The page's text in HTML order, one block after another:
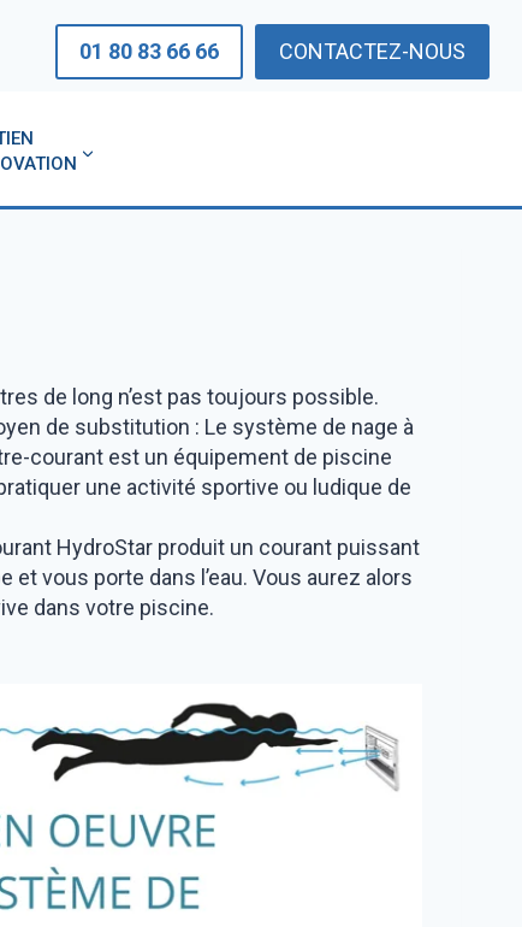
01 80 83 66 66 CONTACTEZ-NOUS
RÉALISATIONS PRÈS DE CHEZ VOUS
PISCINE AVEC ABRI COULISSANT
ET MEMBRANES ARMÉS
POUR PISCINE
MISSPOOL
PISCINE
FONDS MOBILES
POUR PISCINES
VOLETS IMMERGÉS
POUR PISCINES
VOTRE PISCINE
ET HIVERNAGE
de long n’est pas toujours possible.
de substitution : Le système de nage à
courant est un équipement de piscine
une activité sportive ou ludique de
HydroStar produit un courant puissant
et vous porte dans l’eau. Vous aurez alors
dans votre piscine.